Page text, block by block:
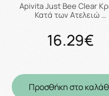
Apivita Just Bee Clear
Κατά των Ατελειώ …
16.29€
Προσθήκη στο